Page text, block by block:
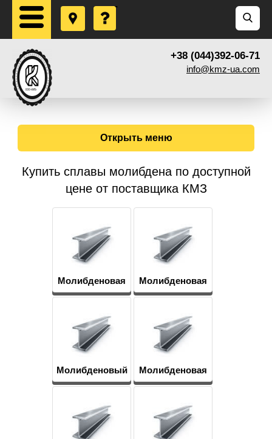
+38 (044)392-06-71
info@kmz-ua.com
Открыть меню
Купить сплавы молибдена по доступной
цене от поставщика КМЗ
Молибденовая
труба, трубка
Молибденовая
проволока,
Молибденовый
пруток, круг
Молибденовая
лента, фольга